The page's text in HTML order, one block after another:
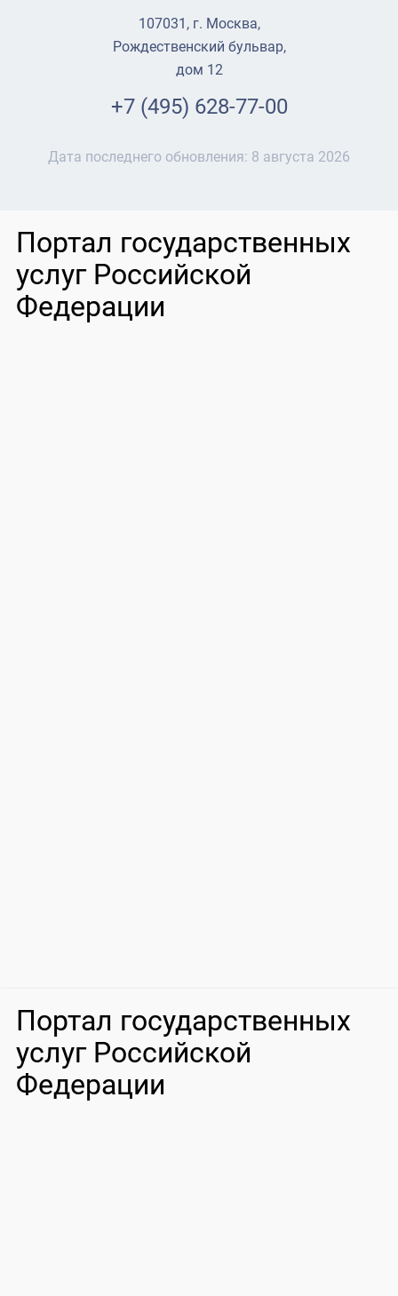
107031, г. Москва,
Рождественский бульвар,
дом 12
+7 (495) 628-77-00
Дата последнего обновления: 8 августа 2026
Портал государственных
услуг Российской
Федерации
Портал государственных
услуг Российской
Федерации